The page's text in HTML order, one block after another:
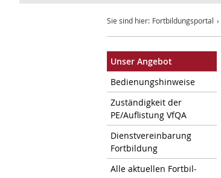
Sie sind hier: Fortbildungsportal
Unser An­ge­bot
Be­die­nungs­hin­wei­se
Zu­stän­dig­keit der
PE/Auf­lis­tung VfQA
Dienst­ver­ein­ba­rung
Fort­bil­dung
Alle ak­tu­el­len Fort­bil­